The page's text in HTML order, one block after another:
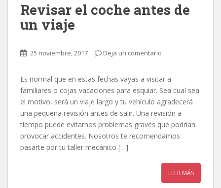
Revisar el coche antes de
un viaje
25 noviembre, 2017 Deja un comentario
Es normal que en estas fechas vayas a visitar a
familiares o cojas vacaciones para esquiar. Sea cual sea
el motivo, será un viaje largo y tu vehículo agradecerá
una pequeña revisión antes de salir. Una revisión a
tiempo puede evitarnos problemas graves que podrían
provocar accidentes. Nosotros te recomendamos
pasarte por tu taller mecánico […]
LEER MÁS